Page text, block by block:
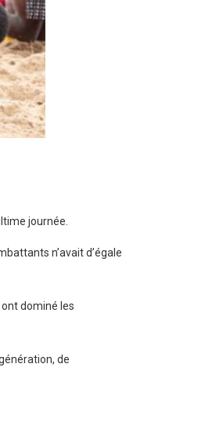
journée.
n’avait d’égale
dominé les
de